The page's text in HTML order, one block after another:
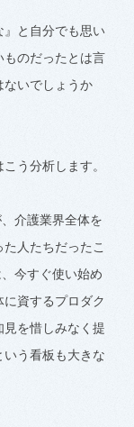
と自分でも思い
ものだったとは言
ないでしょうか
う分析します。
介護業界全体を
人たちだったこ
今すぐ使い始め
資するプロダク
見を惜しみなく提
う看板も大きな